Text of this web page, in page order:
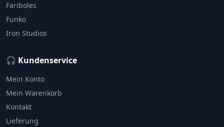
Fariboles
Funko
Iron Studios
🎧 Kundenservice
Mein Konto
Mein Warenkorb
Kontakt
Lieferung